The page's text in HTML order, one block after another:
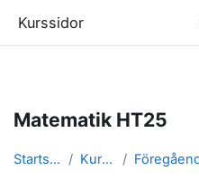
Kurssidor
Matematik HT25
Startsida Kurser